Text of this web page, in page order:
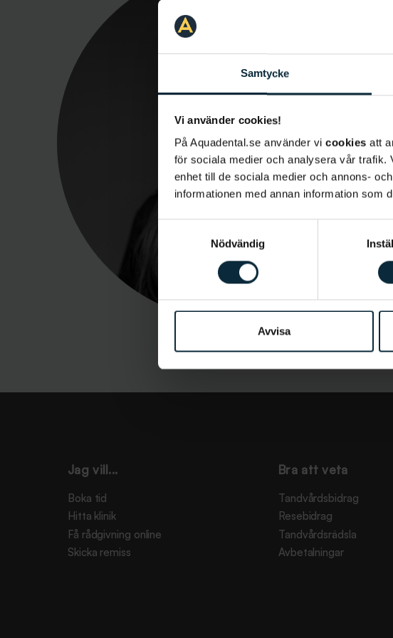
Samtycke
Vi använder cookies!
På Aquadental.se använder vi cookies att
för sociala medier och analysera vår trafik.
enhet till de sociala medier och annons-
informationen med annan information som
Nödvändig
Avvisa
Jag vill...
Boka tid
Hitta klinik
Få rådgivning online
Skicka remiss
Bra att veta
Tandvårdsbidrag
Resebidrag
Tandvårdsrädsla
Avbetalningar